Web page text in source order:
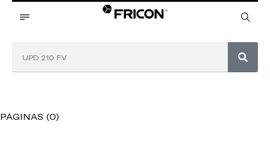
PÁGINAS (0)